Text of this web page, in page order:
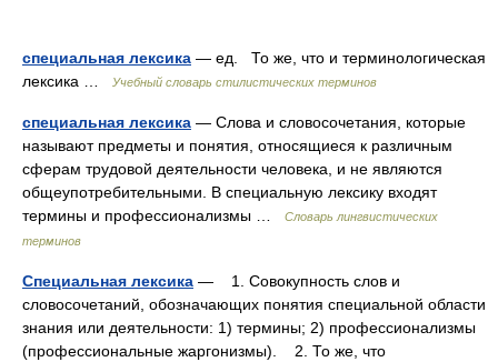
специальная лексика — ед. То же, что и терминологическая
лексика …
Учебный словарь стилистических терминов
специальная лексика — Слова и словосочетания, которые
называют предметы и понятия, относящиеся к различным
сферам трудовой деятельности человека, и не являются
общеупотребительными. В специальную лексику входят
термины и профессионализмы …
Словарь лингвистических
терминов
Специальная лексика — 1. Совокупность слов и
словосочетаний, обозначающих понятия специальной области
знания или деятельности: 1) термины; 2) профессионализмы
(профессиональные жаргонизмы). 2. То же, что